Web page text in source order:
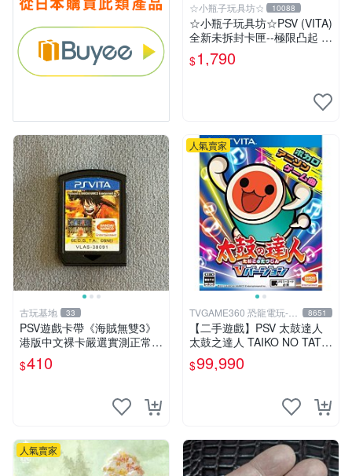
☆小瓶子玩具坊☆ 10088
☆小瓶子玩具坊☆PSV (VITA)
全新未拆封卡匣--極限凸起 萌
萌水晶 (日版)
$1,790
古玩基地 33
PSV遊戲卡帶《海賊無雙3》
港版中文裸卡嚴選實測正常
索尼PSV專用 港版直營 psv
海賊無雙 港版
$410
人氣賣家
TVGAME360 恐龍電玩-台
中店
8651
【二手遊戲】PSV 太鼓達人
太鼓之達人 TAIKO NO TATS
UJIN V VERSION 中文版
【台中恐龍電玩】
$99,990
人氣賣家